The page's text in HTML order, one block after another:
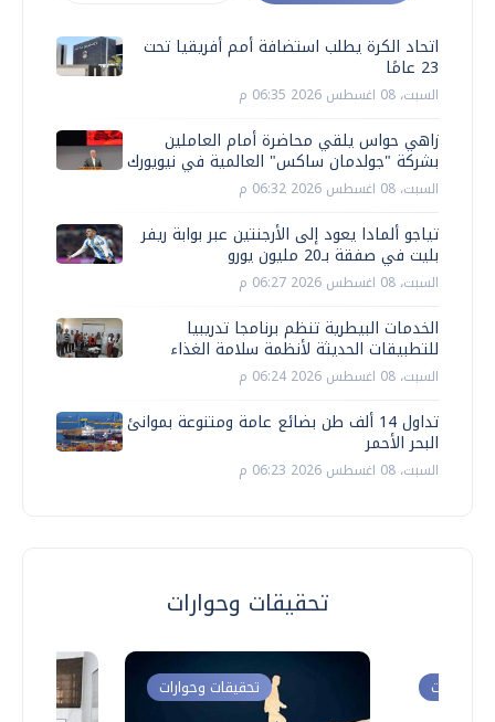
اتحاد الكرة يطلب استضافة أمم أفريقيا تحت
23 عامًا
السبت، 08 اغسطس 2026 06:35 م
زاهي حواس يلقي محاضرة أمام العاملين
بشركة "جولدمان ساكس" العالمية في نيويورك
السبت، 08 اغسطس 2026 06:32 م
تياجو ألمادا يعود إلى الأرجنتين عبر بوابة ريفر
بليت في صفقة بـ20 مليون يورو
السبت، 08 اغسطس 2026 06:27 م
الخدمات البيطرية تنظم برنامجا تدريبيا
للتطبيقات الحديثة لأنظمة سلامة الغذاء
السبت، 08 اغسطس 2026 06:24 م
تداول 14 ألف طن بضائع عامة ومتنوعة بموانئ
البحر الأحمر
السبت، 08 اغسطس 2026 06:23 م
تحقيقات وحوارات
تحقيقات وحوارات وحوارات